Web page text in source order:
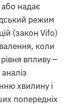
надає
режим
(закон Vifo)
коли
впливу –
хвилину і
попередніх